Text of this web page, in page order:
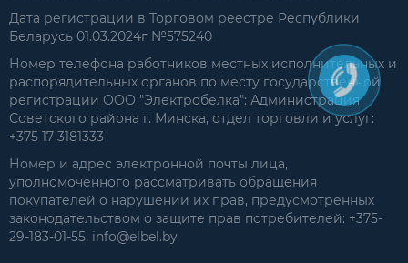
Дата регистрации в Торговом реестре Республики
Беларусь 01.03.2024г №575240
Номер телефона работников местных исполнительных и
распорядительных органов по месту государственной
регистрации ООО "Электробелка": Администрация
Советского района г. Минска, отдел торговли и услуг:
+375 17 3181333
Номер и адрес электронной почты лица,
уполномоченного рассматривать обращения
покупателей о нарушении их прав, предусмотренных
законодательством о защите прав потребителей: +375-
29-183-01-55, info@elbel.by